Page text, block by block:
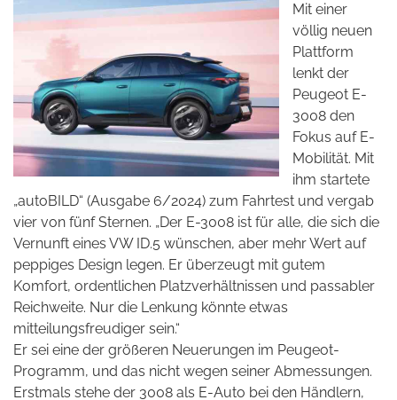
Mit einer
völlig neuen
Plattform
lenkt der
Peugeot E-
3008 den
Fokus auf E-
Mobilität. Mit
ihm startete
„autoBILD“ (Ausgabe 6/2024) zum Fahrtest und vergab
vier von fünf Sternen. „Der E-3008 ist für alle, die sich die
Vernunft eines VW ID.5 wünschen, aber mehr Wert auf
peppiges Design legen. Er überzeugt mit gutem
Komfort, ordentlichen Platzverhältnissen und passabler
Reichweite. Nur die Lenkung könnte etwas
mitteilungsfreudiger sein.“
Er sei eine der größeren Neuerungen im Peugeot-
Programm, und das nicht wegen seiner Abmessungen.
Erstmals stehe der 3008 als E-Auto bei den Händlern,